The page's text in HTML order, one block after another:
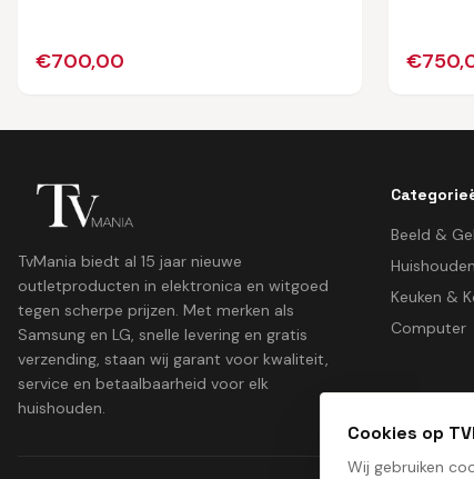
Cookies op
Wij gebruiken
€700,00 €
TvMania biedt al 15 jaar nieuwe
outletproducten in elektronica en witgoed
tegen scherpe prijzen. Met merken als
Samsung en LG, snelle levering en gratis
verzending, staan wij garant voor kwaliteit,
service en betaalbaarheid voor elk
huishouden.
Beeld &
Keuken &
Computer